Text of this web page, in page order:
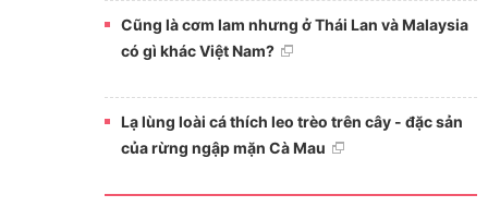
Cũng là cơm lam nhưng ở Thái Lan và Malaysia
có gì khác Việt Nam?
Lạ lùng loài cá thích leo trèo trên cây - đặc sản
của rừng ngập mặn Cà Mau